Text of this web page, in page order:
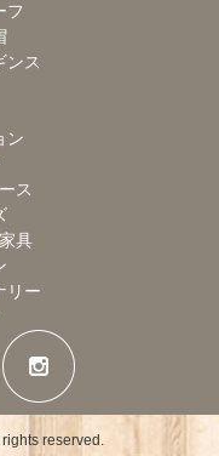
フ
ンス
ン
ス
具
リー
reserved.